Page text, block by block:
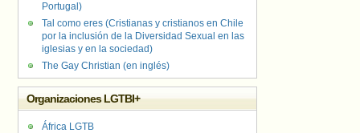
Portugal)
Tal como eres (Cristianas y cristianos en Chile
por la inclusión de la Diversidad Sexual en las
iglesias y en la sociedad)
The Gay Christian (en inglés)
Organizaciones LGTBI+
África LGTB